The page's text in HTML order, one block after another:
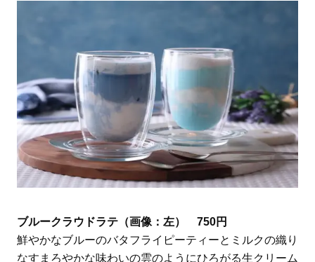
ブルークラウドラテ（画像：左） 750円
鮮やかなブルーのバタフライピーティーとミルクの織り
なすまろやかな味わいの雲のようにひろがる生クリーム